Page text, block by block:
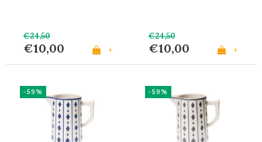
€24,50
€10,00 +
€24,50
€10,00 +
-59% -59%